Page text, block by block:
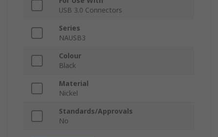
USB 3.0 Connectors
Series
NAUSB3
Colour
Black
Material
Nickel
Standards/Approvals
No